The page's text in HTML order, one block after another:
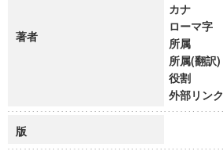
著者
カナ
ローマ字
所属
所属(翻訳)
役割
外部リンク
版